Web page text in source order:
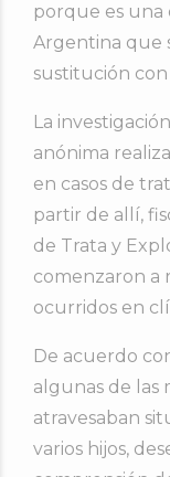
porque es una
Argentina que
sustitución
La
anónima
en casos de
partir de allí,
de Trata y
comenzaron a
ocurridos en
De acuerdo
algunas de las
atravesaban
varios hijos,